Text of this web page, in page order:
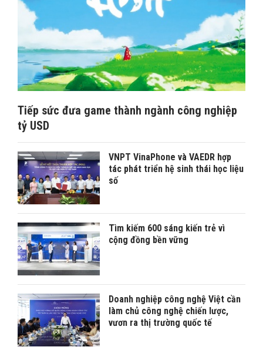
Tiếp sức đưa game thành ngành công nghiệp
tỷ USD
VNPT VinaPhone và VAEDR hợp
tác phát triển hệ sinh thái học liệu
số
Tìm kiếm 600 sáng kiến trẻ vì
cộng đồng bền vững
Doanh nghiệp công nghệ Việt cần
làm chủ công nghệ chiến lược,
vươn ra thị trường quốc tế